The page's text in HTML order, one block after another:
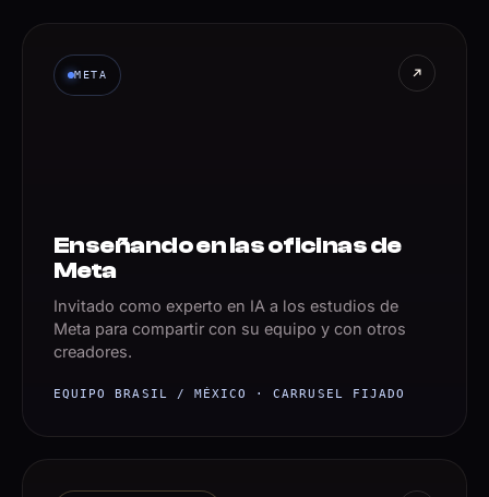
META
Enseñando en las oficinas de
Meta
Invitado como experto en IA a los estudios de
Meta para compartir con su equipo y con otros
creadores.
EQUIPO BRASIL / MÉXICO · CARRUSEL FIJADO